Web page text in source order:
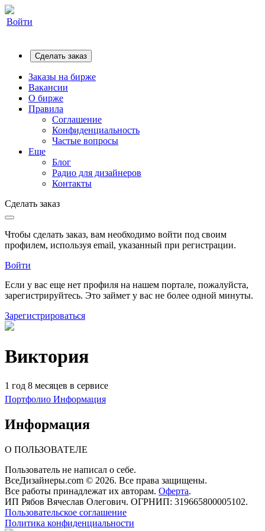
Войти
Сделать заказ
Заказы на бирже
Вакансии
О бирже
Правила
Соглашение
Конфиденциальность
Частые вопросы
Еще
Блог
Радио для дизайнеров
Контакты
Сделать заказ
Чтобы сделать заказ, вам необходимо войти под своим
профилем, используя email, указанный при регистрации.
Войти
Если у вас еще нет профиля на нашем портале, пожалуйста,
зарегистрируйтесь. Это займет у вас не более одной минуты.
Зарегистрироваться
Виктория
1 год 8 месяцев в сервисе
Портфолио Информация
Информация
О ПОЛЬЗОВАТЕЛЕ
Пользователь не написал о себе.
ВсеДизайнеры.com © 2026. Все права защищены.
Все работы принадлежат их авторам. Оферта.
ИП Рябов Вячеслав Олегович. ОГРНИП: 319665800005102.
Пользовательское соглашение
Политика конфиденциальности